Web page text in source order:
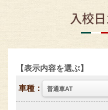
入校日
表示内容を選ぶ
車種：